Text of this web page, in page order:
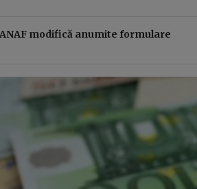
e-
modifică anumite formulare